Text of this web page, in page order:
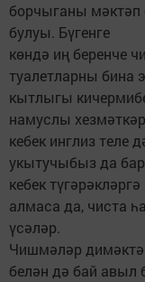
борчыганы
булуы. Бүгенге
көндә иң беренче
туалетларны бина
кытлыгы
намуслы
кебек инглиз теле
укытучыбыз да
кебек
алмаса да, чиста
үсәләр.
Чишмәләр
белән дә бай